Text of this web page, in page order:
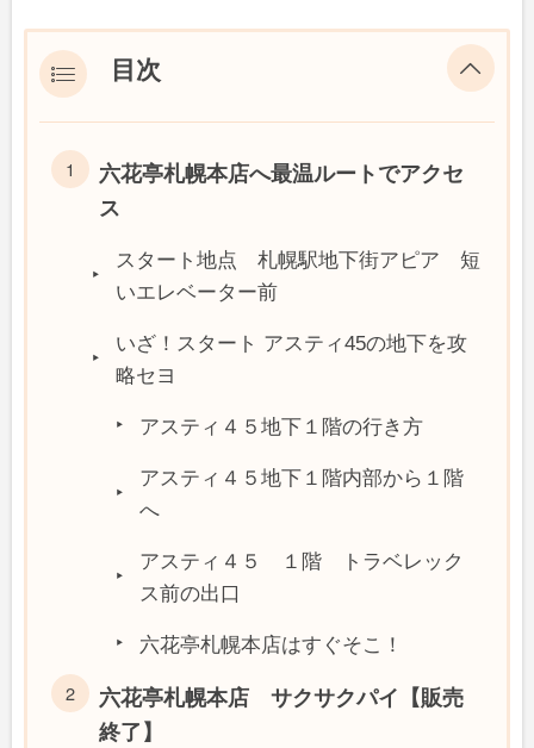
目次
六花亭札幌本店へ最温ルートでアクセ
ス
スタート地点 札幌駅地下街アピア 短
いエレベーター前
いざ！スタート アスティ45の地下を攻
略セヨ
アスティ４５地下１階の行き方
アスティ４５地下１階内部から１階
へ
アスティ４５ １階 トラベレック
ス前の出口
六花亭札幌本店はすぐそこ！
六花亭札幌本店 サクサクパイ【販売
終了】